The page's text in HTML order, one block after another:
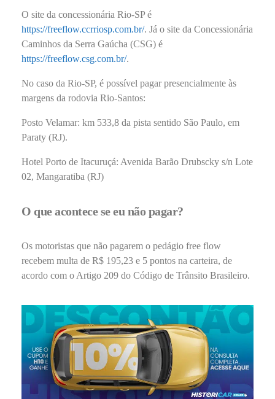
O site da concessionária Rio-SP é
https://freeflow.ccrriosp.com.br/. Já o site da Concessionária
Caminhos da Serra Gaúcha (CSG) é
https://freeflow.csg.com.br/.
No caso da Rio-SP, é possível pagar presencialmente às
margens da rodovia Rio-Santos:
Posto Velamar: km 533,8 da pista sentido São Paulo, em
Paraty (RJ).
Hotel Porto de Itacuruçá: Avenida Barão Drubscky s/n Lote
02, Mangaratiba (RJ)
O que acontece se eu não pagar?
Os motoristas que não pagarem o pedágio free flow
recebem multa de R$ 195,23 e 5 pontos na carteira, de
acordo com o Artigo 209 do Código de Trânsito Brasileiro.